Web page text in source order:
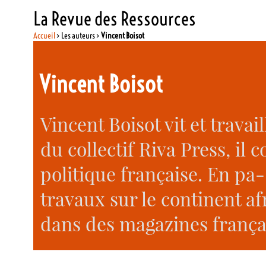
La Revue des Ressources
Accueil> Les auteurs >Vincent Boisot
Vincent Boisot
Vincent Boisot vit et
du collectif Riva Press, il
politique française. En
travaux sur le continent
dans des magazines